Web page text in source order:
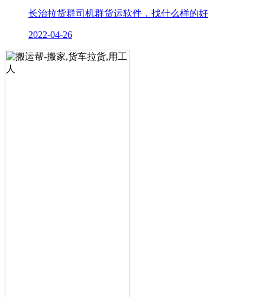
长治拉货群司机群货运软件，找什么样的好
2022-04-26